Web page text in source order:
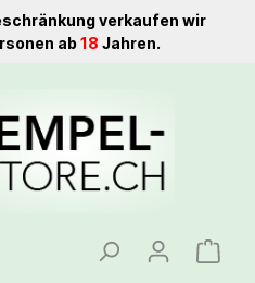
verkaufen wir
ab18 Jahren.